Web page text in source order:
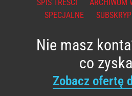
SPIS TREŚCI ARCHIWUM
SPECJALNE
Nie masz
co
Zobacz ofertę